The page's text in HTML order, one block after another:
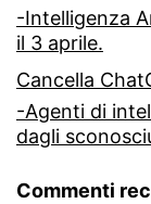
-Intelligenza
il 3 aprile.
Cancella
-Agenti di
dagli
Commenti